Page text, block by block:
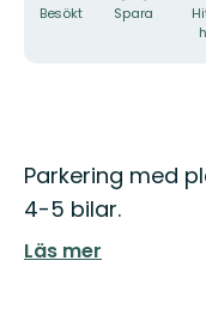
Besökt Spara
Beskrivning
Parkering med
4-5 bilar.
Läs mer